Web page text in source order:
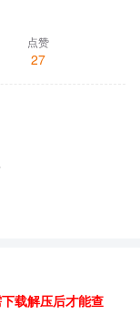
点赞
27
载解压后才能查